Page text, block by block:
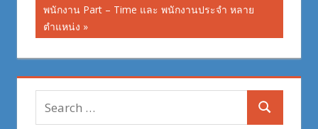
Post:
พนักงาน Part – Time และ พนักงานประจำ หลาย
ตำแหน่ง
Search
for:
Search